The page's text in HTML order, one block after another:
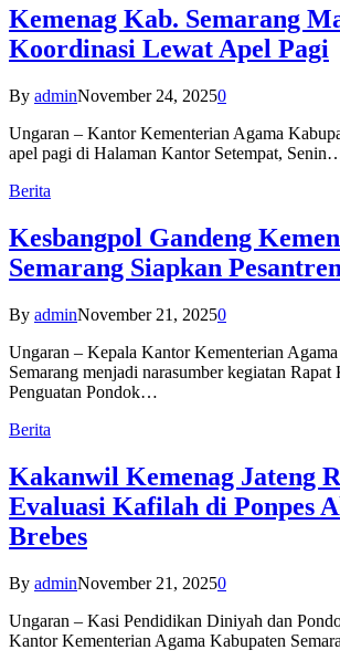
Kemenag Kab. Semarang
Koordinasi Lewat Apel Pagi
By adminNovember 24, 20250
Ungaran – Kantor Kementerian Agama
apel pagi di Halaman Kantor Setempat,
Berita
Kesbangpol Gandeng
Semarang Siapkan
By adminNovember 21, 20250
Ungaran – Kepala Kantor Kementerian
Semarang menjadi narasumber kegiatan Rapat
Penguatan Pondok…
Berita
Kakanwil Kemenag Jateng
Evaluasi Kafilah di Ponpes
Brebes
By adminNovember 21, 20250
Ungaran – Kasi Pendidikan Diniyah dan
Kantor Kementerian Agama Kabupaten